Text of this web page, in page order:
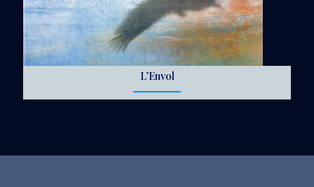
L’Envol